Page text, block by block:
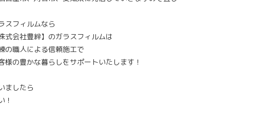
スフィルムなら
株式会社豊絆】のガラスフィルムは
の職人による信頼施工で
様の豊かな暮らしをサポートいたします！
ましたら
！